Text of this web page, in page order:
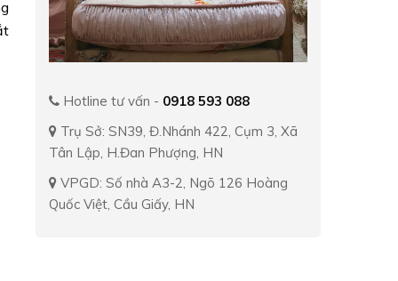
Hotline tư vấn - 0918 593 088
Trụ Sở: SN39, Đ.Nhánh 422, Cụm 3, Xã
Tân Lập, H.Đan Phượng, HN
VPGD: Số nhà A3-2, Ngõ 126 Hoàng
Quốc Việt, Cầu Giấy, HN